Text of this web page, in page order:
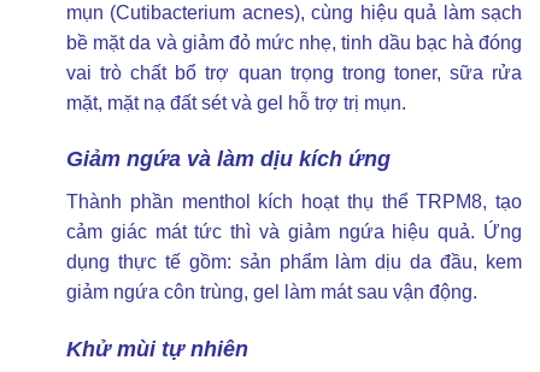
mụn (Cutibacterium acnes), cùng hiệu quả làm sạch
bề mặt da và giảm đỏ mức nhẹ, tinh dầu bạc hà đóng
vai trò chất bổ trợ quan trọng trong toner, sữa rửa
mặt, mặt nạ đất sét và gel hỗ trợ trị mụn.
Giảm ngứa và làm dịu kích ứng
Thành phần menthol kích hoạt thụ thể TRPM8, tạo
cảm giác mát tức thì và giảm ngứa hiệu quả. Ứng
dụng thực tế gồm: sản phẩm làm dịu da đầu, kem
giảm ngứa côn trùng, gel làm mát sau vận động.
Khử mùi tự nhiên